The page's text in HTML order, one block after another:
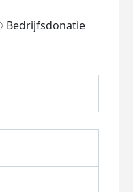
Bedrijfsdonatie